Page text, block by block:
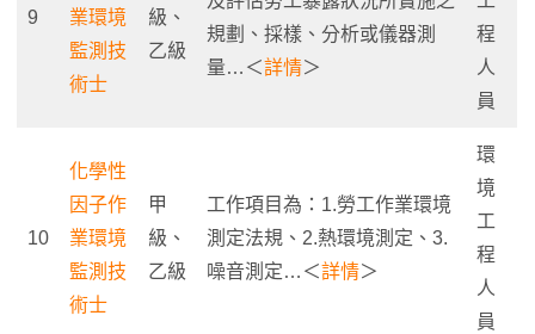
9
業環境
監測技
術士
級、
乙級
規劃、採樣、分析或儀器測
量…＜詳情＞
程
人
員
10
化學性
因子作
業環境
監測技
術士
甲
級、
乙級
工作項目為：1.勞工作業環境
測定法規、2.熱環境測定、3.
噪音測定…＜詳情＞
環
境
工
程
人
員